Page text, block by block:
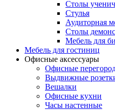
Столы
Стулья
Аудиторная
Столы
Мебель для
Мебель для гостиниц
Офисные аксессуары
Офисные
Выдвижные
Вешалки
Офисные кухни
Часы настенные